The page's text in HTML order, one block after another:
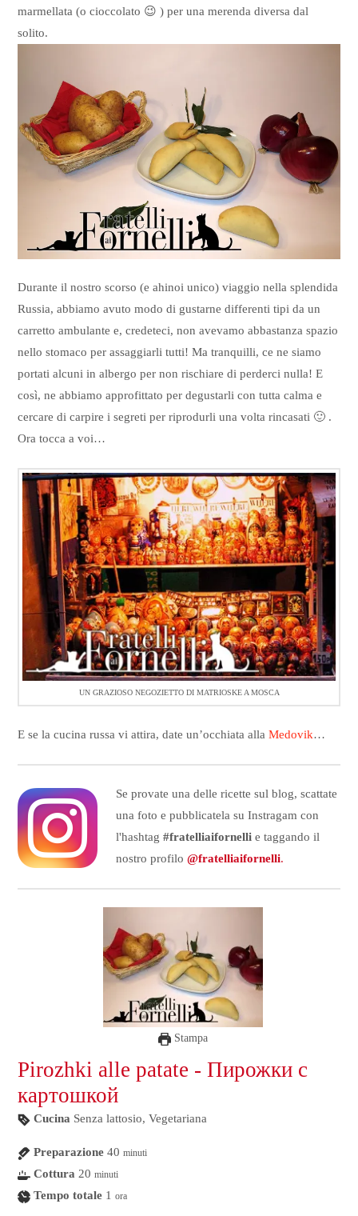
marmellata (o cioccolato 😉 ) per una merenda diversa dal
solito.
Durante il nostro scorso (e ahinoi unico) viaggio nella splendida
Russia, abbiamo avuto modo di gustarne differenti tipi da un
carretto ambulante e, credeteci, non avevamo abbastanza spazio
nello stomaco per assaggiarli tutti! Ma tranquilli, ce ne siamo
portati alcuni in albergo per non rischiare di perderci nulla! E
così, ne abbiamo approfittato per degustarli con tutta calma e
cercare di carpire i segreti per riprodurli una volta rincasati 🙂 .
Ora tocca a voi…
UN GRAZIOSO NEGOZIETTO DI MATRIOSKE A MOSCA
E se la cucina russa vi attira, date un’occhiata allaMedovik…
Se provate una delle ricette sul blog, scattate
una foto e pubblicatela su Instragam con
l'hashtag #fratelliaifornellie taggando il
nostro profilo @fratelliaifornelli.
Stampa
Pirozhki alle patate - Пирожки с
картошкой
Cucina Senza lattosio, Vegetariana
Preparazione 40 minuti
Cottura 20 minuti
Tempo totale 1 ora